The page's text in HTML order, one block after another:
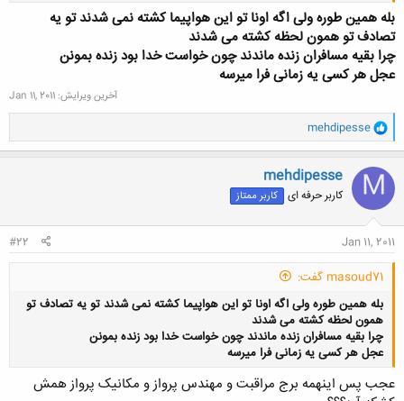
بله همین طوره ولی اگه اونا تو این هواپیما کشته نمی شدند تو یه
تصادف تو همون لحظه کشته می شدند
چرا بقیه مسافران زنده ماندند چون خواست خدا بود زنده بمونن
عجل هر کسی یه زمانی فرا میرسه
آخرین ویرایش: Jan 11, 2011
و
ا
ک
ن
ش
ه
ا
mehdipesse
M
mehdipesse
کاربر حرفه ای کاربر ممتاز
Jan 11, 2011
#22
masoud71 گفت:
بله همین طوره ولی اگه اونا تو این هواپیما کشته نمی شدند تو یه تصادف تو
همون لحظه کشته می شدند
چرا بقیه مسافران زنده ماندند چون خواست خدا بود زنده بمونن
عجل هر کسی یه زمانی فرا میرسه
عجب پس اینهمه برج مراقبت و مهندس پرواز و مکانیک پرواز همش